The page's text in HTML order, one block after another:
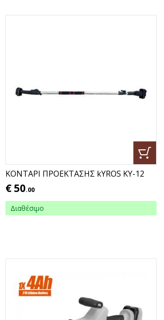
ΚΟΝΤΑΡΙ ΠΡΟΕΚΤΑΣΗΣ kYROS ΚΥ-12
€ 50.00
Διαθέσιμο